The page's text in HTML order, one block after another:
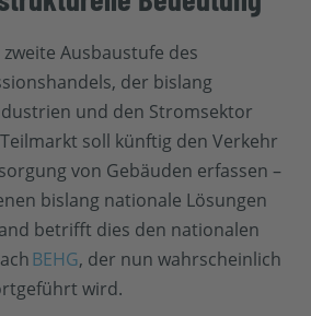
zweite Ausbaustufe des
der bislang
und den Stromsektor
soll künftig den Verkehr
von Gebäuden erfassen –
bislang nationale Lösungen
betrifft dies den nationalen
BEHG, der nun wahrscheinlich
wird.